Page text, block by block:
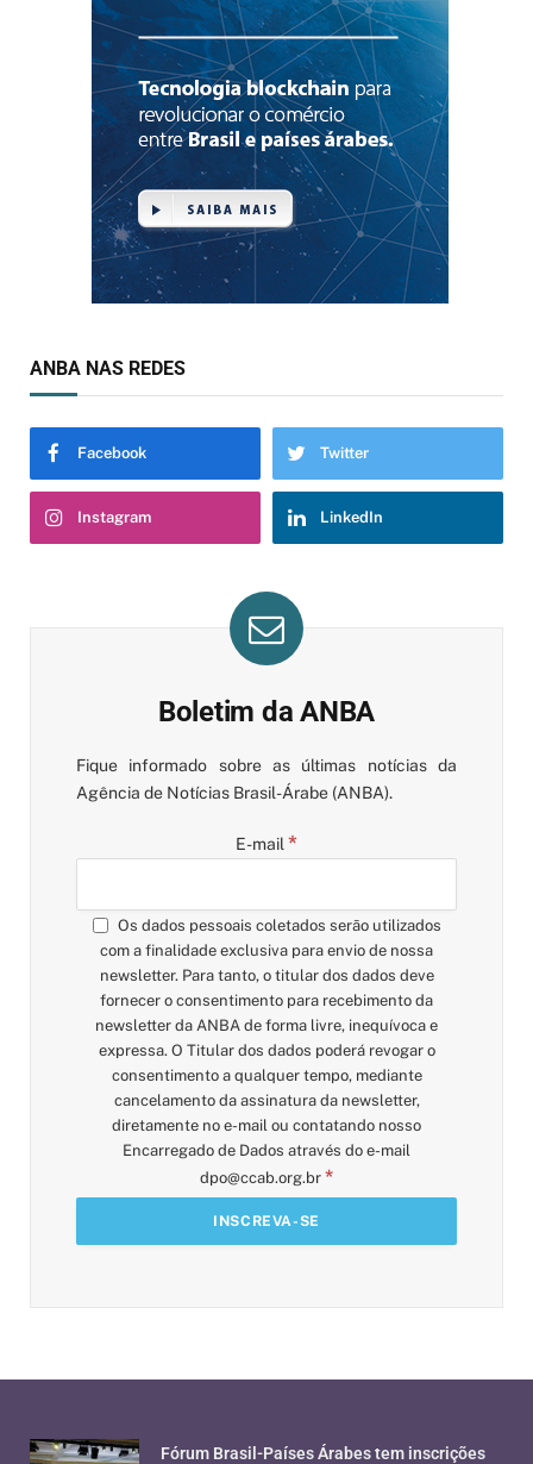
ANBA NAS REDES
Facebook Twitter
Instagram LinkedIn
Boletim da ANBA
Fique informado sobre as últimas notícias da
Agência de Notícias Brasil-Árabe (ANBA).
E-mail *
Os dados pessoais coletados serão utilizados
com a finalidade exclusiva para envio de nossa
newsletter. Para tanto, o titular dos dados deve
fornecer o consentimento para recebimento da
newsletter da ANBA de forma livre, inequívoca e
expressa. O Titular dos dados poderá revogar o
consentimento a qualquer tempo, mediante
cancelamento da assinatura da newsletter,
diretamente no e-mail ou contatando nosso
Encarregado de Dados através do e-mail
dpo@ccab.org.br *
Fórum Brasil-Países Árabes tem inscrições